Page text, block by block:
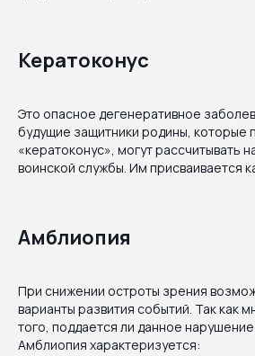
Кератоконус
Это опасное дегенеративное
будущие защитники родины, которые
«кератоконус», могут рассчитывать
воинской службы. Им присваивается
Амблиопия
При снижении остроты зрения
варианты развития событий. Так как
того, поддается ли данное
Амблиопия характеризуется: